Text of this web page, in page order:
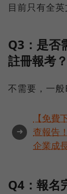
目前只有全英
Q3：是否
註冊報考？
不需要，一般
➜
【免
查報告
企業成
Q4：報名